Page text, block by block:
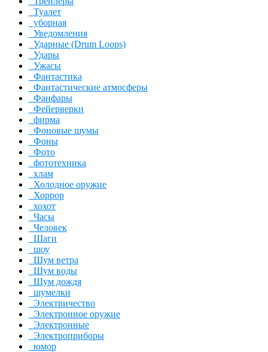
Туалет
уборная
Уведомления
Ударные (Drum Loops)
Удары
Ужасы
Фантастика
Фантастические атмосферы
Фанфары
Фейерверки
фирма
Фоновые шумы
Фоны
Фото
фототехника
хлам
Холодное оружие
Хоррор
хохот
Часы
Человек
Шаги
шоу
Шум ветра
Шум воды
Шум дождя
шумелки
Электричество
Электронное оружие
Электронные
Электроприборы
юмор